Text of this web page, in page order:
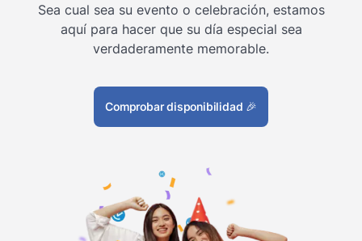
Sea cual sea su evento o celebración, estamos
aquí para hacer que su día especial sea
verdaderamente memorable.
Comprobar disponibilidad 🎉